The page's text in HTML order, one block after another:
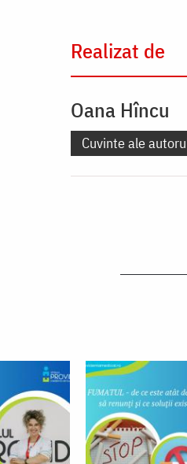
Realizat de
Oana Hîncu
Cuvinte ale